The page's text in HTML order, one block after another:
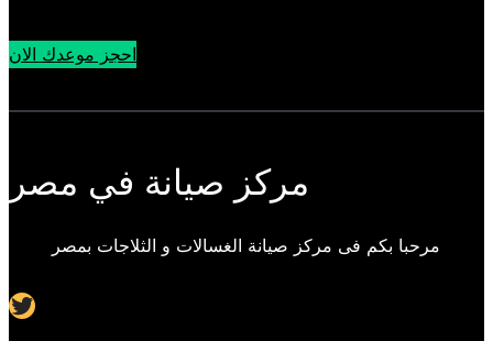
احجز موعدك الان
مركز صيانة في مصر
مرحبا بكم فى مركز صيانة الغسالات و الثلاجات بمصر
Twitter